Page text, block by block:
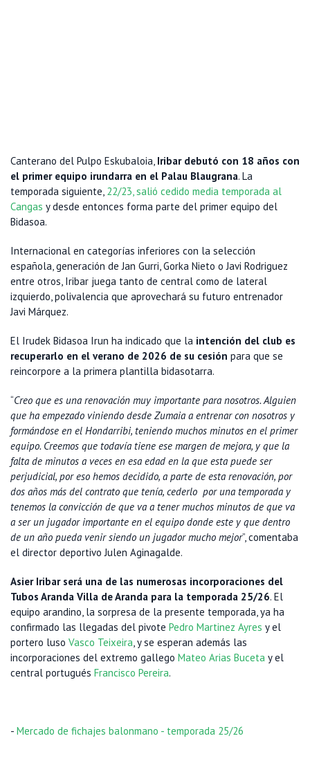
Canterano del Pulpo Eskubaloia, Iribar debutó con 18 años con
el primer equipo irundarra en el Palau Blaugrana. La
temporada siguiente, 22/23, salió cedido media temporada al
Cangas y desde entonces forma parte del primer equipo del
Bidasoa.
Internacional en categorías inferiores con la selección
española, generación de Jan Gurri, Gorka Nieto o Javi Rodriguez
entre otros, Iribar juega tanto de central como de lateral
izquierdo, polivalencia que aprovechará su futuro entrenador
Javi Márquez.
El Irudek Bidasoa Irun ha indicado que la intención del club es
recuperarlo en el verano de 2026 de su cesión para que se
reincorpore a la primera plantilla bidasotarra.
“Creo que es una renovación muy importante para nosotros. Alguien
que ha empezado viniendo desde Zumaia a entrenar con nosotros y
formándose en el Hondarribi, teniendo muchos minutos en el primer
equipo. Creemos que todavía tiene ese margen de mejora, y que la
falta de minutos a veces en esa edad en la que esta puede ser
perjudicial, por eso hemos decidido, a parte de esta renovación, por
dos años más del contrato que tenía, cederlo por una temporada y
tenemos la convicción de que va a tener muchos minutos de que va
a ser un jugador importante en el equipo donde este y que dentro
de un año pueda venir siendo un jugador mucho mejor”, comentaba
el director deportivo Julen Aginagalde.
Asier Iribar será una de las numerosas incorporaciones del
Tubos Aranda Villa de Aranda para la temporada 25/26. El
equipo arandino, la sorpresa de la presente temporada, ya ha
confirmado las llegadas del pivote Pedro Martinez Ayres y el
portero luso Vasco Teixeira, y se esperan además las
incorporaciones del extremo gallego Mateo Arias Buceta y el
central portugués Francisco Pereira.
- Mercado de fichajes balonmano - temporada 25/26